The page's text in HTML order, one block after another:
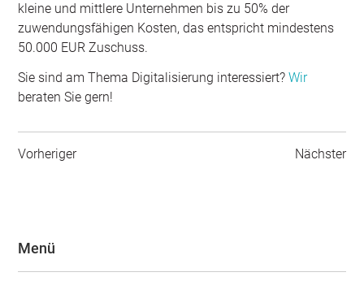
kleine und mittlere Unternehmen bis zu 50% der
zuwendungsfähigen Kosten, das entspricht mindestens
50.000 EUR Zuschuss.
Sie sind am Thema Digitalisierung interessiert?Wir
beraten Sie gern!
Vorheriger Nächster
Menü